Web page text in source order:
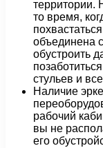
территории.
то время,
объединена
обустроить
стульев и
Наличие
рабочий
вы не
его